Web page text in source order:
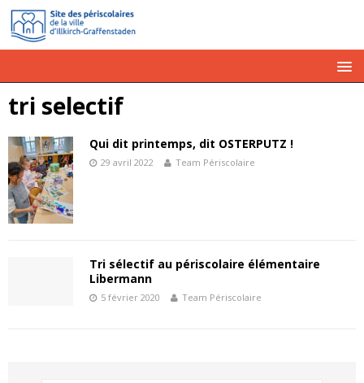
tri selectif
Qui dit printemps, dit OSTERPUTZ !
29 avril 2022 Team Périscolaire
Tri sélectif au périscolaire élémentaire
Libermann
5 février 2020 Team Périscolaire